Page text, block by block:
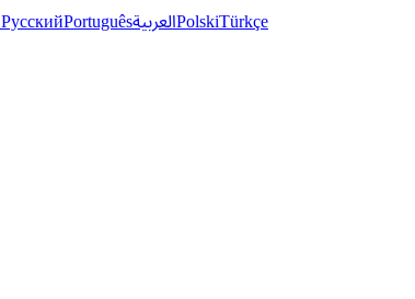
РусскийPortuguêsالعربيةPolskiTürkçe